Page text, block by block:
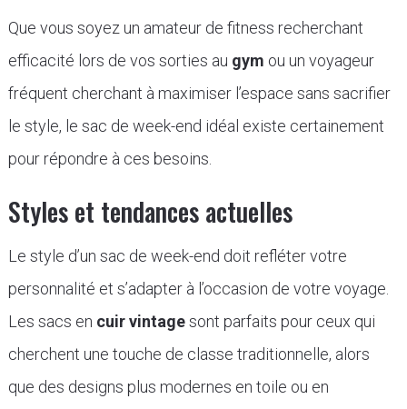
Que vous soyez un amateur de fitness recherchant
efficacité lors de vos sorties au gym ou un voyageur
fréquent cherchant à maximiser l’espace sans sacrifier
le style, le sac de week-end idéal existe certainement
pour répondre à ces besoins.
Styles et tendances actuelles
Le style d’un sac de week-end doit refléter votre
personnalité et s’adapter à l’occasion de votre voyage.
Les sacs en cuir vintagesont parfaits pour ceux qui
cherchent une touche de classe traditionnelle, alors
que des designs plus modernes en toile ou en